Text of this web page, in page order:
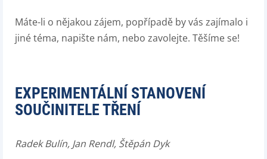
Máte-li o nějakou zájem, popřípadě by vás zajímalo i
jiné téma, napište nám, nebo zavolejte. Těšíme se!
EXPERIMENTÁLNÍ STANOVENÍ
SOUČINITELE TŘENÍ
Radek Bulín, Jan Rendl, Štěpán Dyk